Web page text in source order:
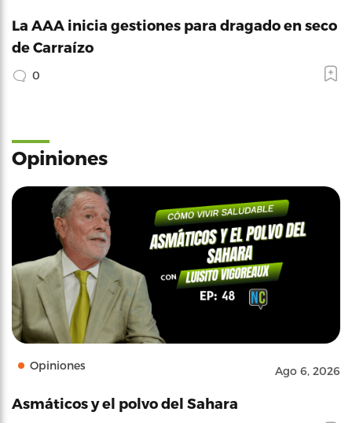
La AAA inicia gestiones para dragado en seco
de Carraízo
0
Opiniones
Opiniones Ago 6, 2026
Asmáticos y el polvo del Sahara